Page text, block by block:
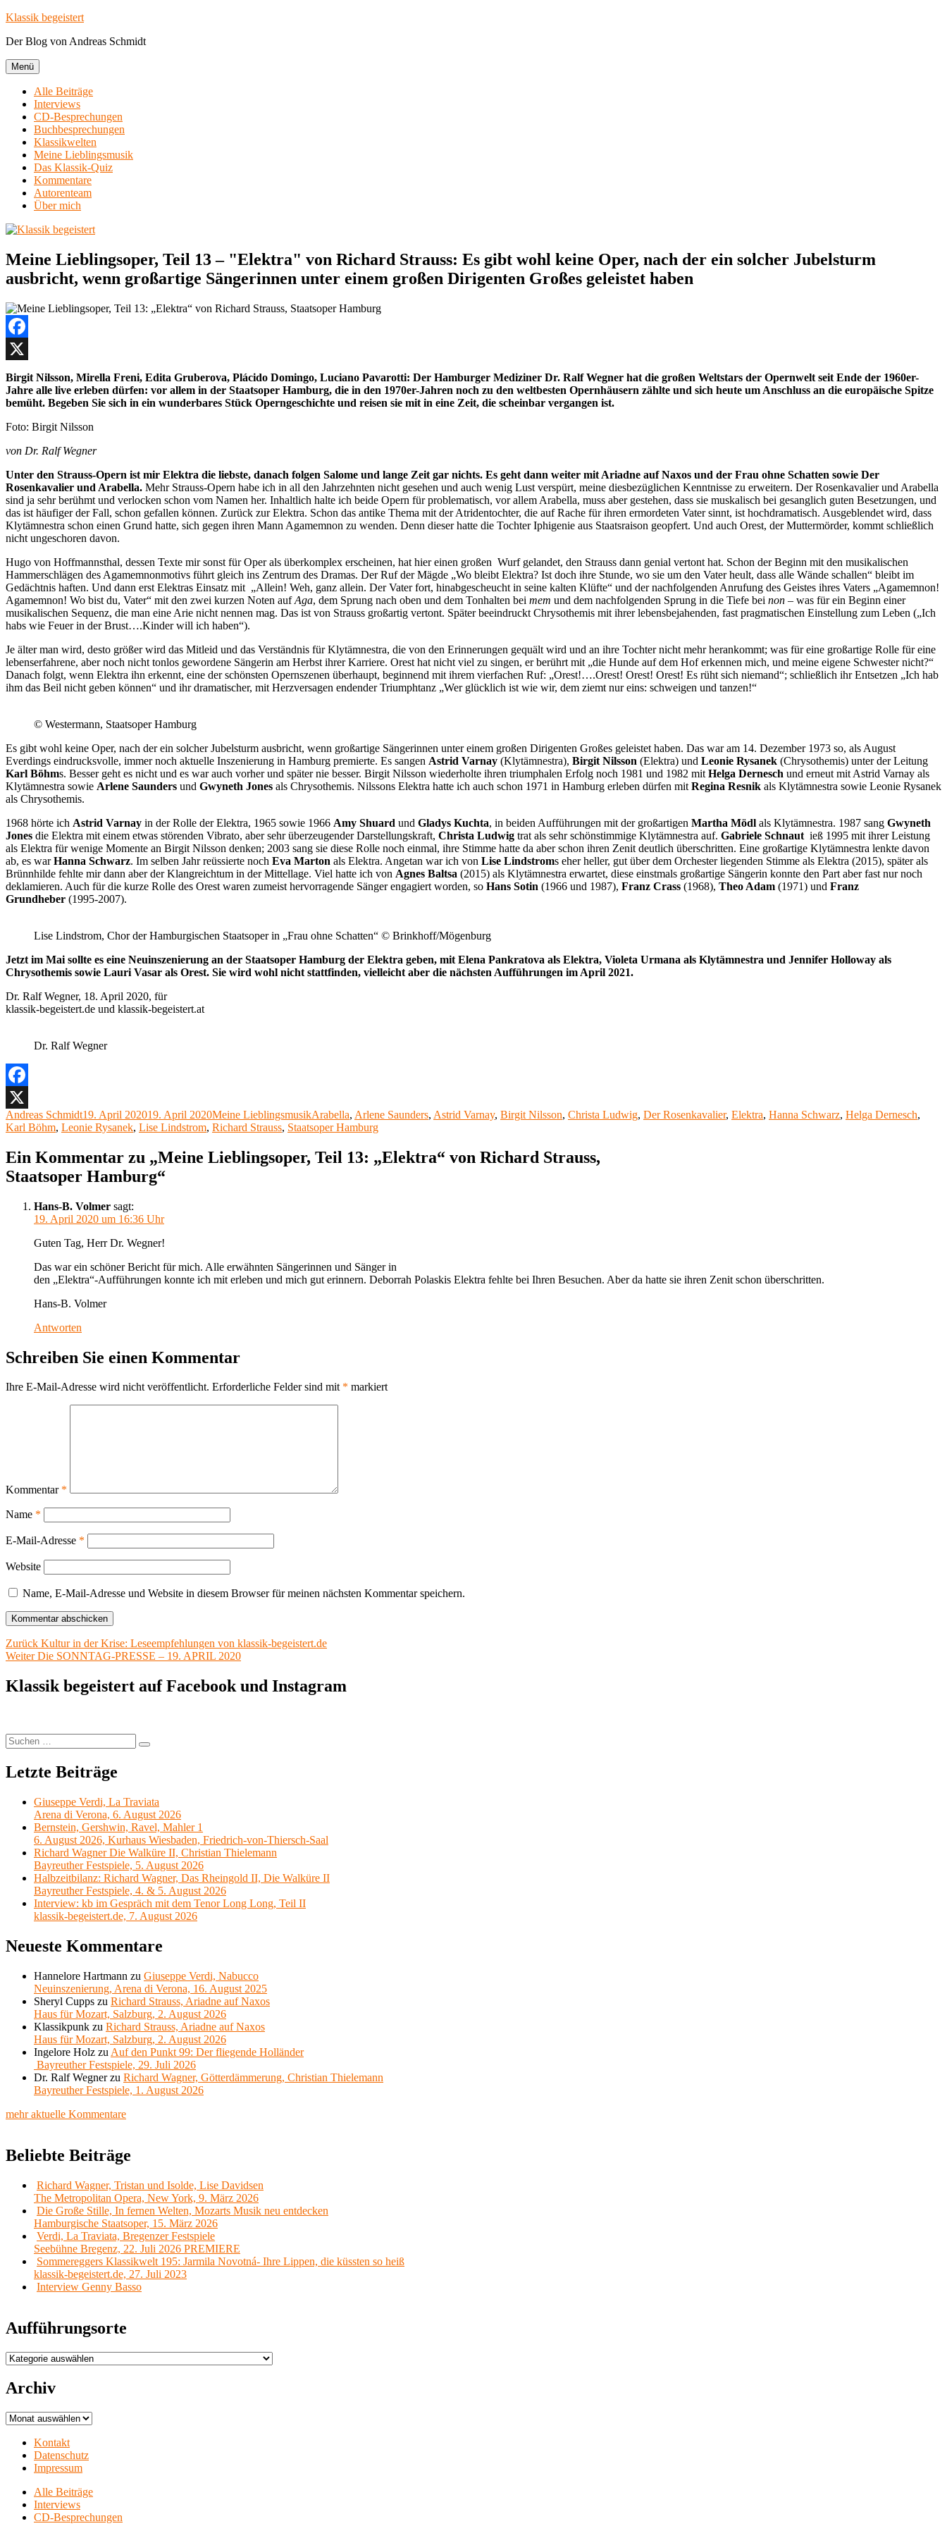
Zum
springen
Klassik begeistert
Der Blog von Andreas Schmidt
Menü
Alle Beiträge
Interviews
CD-Besprechungen
Buchbesprechungen
Klassikwelten
Meine Lieblingsmusik
Das Klassik-Quiz
Kommentare
Autorenteam
Über mich
Meine Lieblingsoper, Teil 13 – "Elektra" von Richard Strauss: Es gibt wohl keine Oper, nach der ein solcher Jubelsturm
ausbricht, wenn großartige Sängerinnen unter einem großen Dirigenten Großes geleistet haben
Facebook
X
Birgit Nilsson, Mirella Freni, Edita Gruberova, Plácido Domingo, Luciano Pavarotti: Der Hamburger Mediziner Dr. Ralf Wegner hat die großen Weltstars der Opernwelt seit Ende der 1960er-
Jahre alle live erleben dürfen: vor allem in der Staatsoper Hamburg, die in den 1970er-Jahren noch zu den weltbesten Opernhäusern zählte und sich heute um Anschluss an die europäische Spitze
bemüht. Begeben Sie sich in ein wunderbares Stück Operngeschichte und reisen sie mit in eine Zeit, die scheinbar vergangen ist.
Foto: Birgit Nilsson
von Dr. Ralf Wegner
Unter den Strauss-Opern ist mir Elektra die liebste, danach folgen Salome und lange Zeit gar nichts. Es geht dann weiter mit Ariadne auf Naxos und der Frau ohne Schatten sowie Der
Rosenkavalier und Arabella. Mehr Strauss-Opern habe ich in all den Jahrzehnten nicht gesehen und auch wenig Lust verspürt, meine diesbezüglichen Kenntnisse zu erweitern. Der Rosenkavalier und Arabella
sind ja sehr berühmt und verlocken schon vom Namen her. Inhaltlich halte ich beide Opern für problematisch, vor allem Arabella, muss aber gestehen, dass sie muskalisch bei gesanglich guten Besetzungen, und
das ist häufiger der Fall, schon gefallen können. Zurück zur Elektra. Schon das antike Thema mit der Atridentochter, die auf Rache für ihren ermordeten Vater sinnt, ist hochdramatisch. Ausgeblendet wird, dass
Klytämnestra schon einen Grund hatte, sich gegen ihren Mann Agamemnon zu wenden. Denn dieser hatte die Tochter Iphigenie aus Staatsraison geopfert. Und auch Orest, der Muttermörder, kommt schließlich
nicht ungeschoren davon.
Hugo von Hoffmannsthal, dessen Texte mir sonst für Oper als überkomplex erscheinen, hat hier einen großen Wurf gelandet, den Strauss dann genial vertont hat. Schon der Beginn mit den musikalischen
Hammerschlägen des Agamemnonmotivs führt gleich ins Zentrum des Dramas. Der Ruf der Mägde „Wo bleibt Elektra? Ist doch ihre Stunde, wo sie um den Vater heult, dass alle Wände schallen“ bleibt im
Gedächtnis haften. Und dann erst Elektras Einsatz mit „Allein! Weh, ganz allein. Der Vater fort, hinabgescheucht in seine kalten Klüfte“ und der nachfolgenden Anrufung des Geistes ihres Vaters „Agamemnon!
Agamemnon! Wo bist du, Vater“ mit den zwei kurzen Noten aufAga, dem Sprung nach oben und dem Tonhalten bei mem und dem nachfolgenden Sprung in die Tiefe bei non – was für ein Beginn einer
musikalischen Sequenz, die man eine Arie nicht nennen mag. Das ist von Strauss großartig vertont. Später beeindruckt Chrysothemis mit ihrer lebensbejahenden, fast pragmatischen Einstellung zum Leben („Ich
habs wie Feuer in der Brust….Kinder will ich haben“).
Je älter man wird, desto größer wird das Mitleid und das Verständnis für Klytämnestra, die von den Erinnerungen gequält wird und an ihre Tochter nicht mehr herankommt; was für eine großartige Rolle für eine
lebenserfahrene, aber noch nicht tonlos gewordene Sängerin am Herbst ihrer Karriere. Orest hat nicht viel zu singen, er berührt mit „die Hunde auf dem Hof erkennen mich, und meine eigene Schwester nicht?“
Danach folgt, wenn Elektra ihn erkennt, eine der schönsten Opernszenen überhaupt, beginnend mit ihrem vierfachen Ruf: „Orest!….Orest! Orest! Orest! Es rüht sich niemand“; schließlich ihr Entsetzen „Ich hab
ihm das Beil nicht geben können“ und ihr dramatischer, mit Herzversagen endender Triumphtanz „Wer glücklich ist wie wir, dem ziemt nur eins: schweigen und tanzen!“
© Westermann, Staatsoper Hamburg
Es gibt wohl keine Oper, nach der ein solcher Jubelsturm ausbricht, wenn großartige Sängerinnen unter einem großen Dirigenten Großes geleistet haben. Das war am 14. Dezember 1973 so, als August
Everdings eindrucksvolle, immer noch aktuelle Inszenierung in Hamburg premierte. Es sangen Astrid Varnay (Klytämnestra), Birgit Nilsson (Elektra) und Leonie Rysanek (Chrysothemis) unter der Leitung
Karl Böhms. Besser geht es nicht und es war auch vorher und später nie besser. Birgit Nilsson wiederholte ihren triumphalen Erfolg noch 1981 und 1982 mit Helga Dernesch und erneut mit Astrid Varnay als
Klytämnestra sowie Arlene Saunders und Gwyneth Jones als Chrysothemis. Nilssons Elektra hatte ich auch schon 1971 in Hamburg erleben dürfen mit Regina Resnik als Klytämnestra sowie Leonie Rysanek
als Chrysothemis.
1968 hörte ich Astrid Varnay in der Rolle der Elektra, 1965 sowie 1966 Amy Shuard und Gladys Kuchta, in beiden Aufführungen mit der großartigen Martha Mödl als Klytämnestra. 1987 sang Gwyneth
Jones die Elektra mit einem etwas störenden Vibrato, aber sehr überzeugender Darstellungskraft, Christa Ludwig trat als sehr schönstimmige Klytämnestra auf. Gabriele Schnaut ieß 1995 mit ihrer Leistung
als Elektra für wenige Momente an Birgit Nilsson denken; 2003 sang sie diese Rolle noch einmal, ihre Stimme hatte da aber schon ihren Zenit deutlich überschritten. Eine großartige Klytämnestra lenkte davon
ab, es warHanna Schwarz. Im selben Jahr reüssierte noch Eva Marton als Elektra. Angetan war ich von Lise Lindstroms eher heller, gut über dem Orchester liegenden Stimme als Elektra (2015), später als
Brünnhilde fehlte mir dann aber der Klangreichtum in der Mittellage. Viel hatte ich von Agnes Baltsa (2015) als Klytämnestra erwartet, diese einstmals großartige Sängerin konnte den Part aber fast nur noch
deklamieren. Auch für die kurze Rolle des Orest waren zumeist hervorragende Sänger engagiert worden, so Hans Sotin (1966 und 1987), Franz Crass (1968), Theo Adam (1971) und Franz
Grundheber (1995-2007).
Lise Lindstrom, Chor der Hamburgischen Staatsoper in „Frau ohne Schatten“ © Brinkhoff/Mögenburg
Jetzt im Mai sollte es eine Neuinszenierung an der Staatsoper Hamburg der Elektra geben, mit Elena Pankratova als Elektra, Violeta Urmana als Klytämnestra und Jennifer Holloway als
Chrysothemis sowie Lauri Vasar als Orest. Sie wird wohl nicht stattfinden, vielleicht aber die nächsten Aufführungen im April 2021.
Dr. Ralf Wegner, 18. April 2020, für
klassik-begeistert.de und klassik-begeistert.at
Dr. Ralf Wegner
Facebook
X
Autor
Andreas SchmidtVeröffentlicht
am
19. April 202019. April 2020Kategorien
Meine LieblingsmusikSchlagwörter
Arabella, Arlene Saunders, Astrid Varnay, Birgit Nilsson, Christa Ludwig, Der Rosenkavalier, Elektra, Hanna Schwarz, Helga Dernesch,
Karl Böhm, Leonie Rysanek, Lise Lindstrom, Richard Strauss, Staatsoper Hamburg
Ein Kommentar zu „Meine Lieblingsoper, Teil 13: „Elektra“ von Richard Strauss,
Staatsoper Hamburg“
Hans-B. Volmer sagt:
19. April 2020 um 16:36 Uhr
Guten Tag, Herr Dr. Wegner!
Das war ein schöner Bericht für mich. Alle erwähnten Sängerinnen und Sänger in
den „Elektra“-Aufführungen konnte ich mit erleben und mich gut erinnern. Deborrah Polaskis Elektra fehlte bei Ihren Besuchen. Aber da hatte sie ihren Zenit schon überschritten.
Hans-B. Volmer
Antworten
Schreiben Sie einen Kommentar
Ihre E-Mail-Adresse wird nicht veröffentlicht. Erforderliche Felder sind mit * markiert
Kommentar *
Name *
E-Mail-Adresse *
Website
Name, E-Mail-Adresse und Website in diesem Browser für meinen nächsten Kommentar speichern.
Beitragsnavigation
Zurück Vorheriger
Beitrag:
Kultur in der Krise: Leseempfehlungen von klassik-begeistert.de
Weiter Nächster
Die SONNTAG-PRESSE – 19. APRIL 2020
Klassik begeistert auf Facebook und Instagram
Suchen
nach:
Suchen
Letzte Beiträge
Giuseppe Verdi, La Traviata
Arena di Verona, 6. August 2026
Bernstein, Gershwin, Ravel, Mahler 1
6. August 2026, Kurhaus Wiesbaden, Friedrich-von-Thiersch-Saal
Richard Wagner Die Walküre II, Christian Thielemann
Bayreuther Festspiele, 5. August 2026
Halbzeitbilanz: Richard Wagner, Das Rheingold II, Die Walküre II
Bayreuther Festspiele, 4. & 5. August 2026
Interview: kb im Gespräch mit dem Tenor Long Long, Teil II
klassik-begeistert.de, 7. August 2026
Neueste Kommentare
Hannelore Hartmann zu Giuseppe Verdi, Nabucco
Neuinszenierung, Arena di Verona, 16. August 2025
Sheryl Cupps zu Richard Strauss, Ariadne auf Naxos
Haus für Mozart, Salzburg, 2. August 2026
Klassikpunk zu Richard Strauss, Ariadne auf Naxos
Haus für Mozart, Salzburg, 2. August 2026
Ingelore Holz zu Auf den Punkt 99: Der fliegende Holländer
Bayreuther Festspiele, 29. Juli 2026
Dr. Ralf Wegnerzu Richard Wagner, Götterdämmerung, Christian Thielemann
Bayreuther Festspiele, 1. August 2026
mehr aktuelle Kommentare
Beliebte Beiträge
Richard Wagner, Tristan und Isolde, Lise Davidsen
The Metropolitan Opera, New York, 9. März 2026
Die Große Stille, In fernen Welten, Mozarts Musik neu entdecken
Hamburgische Staatsoper, 15. März 2026
Verdi, La Traviata, Bregenzer Festspiele
Seebühne Bregenz, 22. Juli 2026 PREMIERE
Sommereggers Klassikwelt 195: Jarmila Novotná- Ihre Lippen, die küssten so heiß
klassik-begeistert.de, 27. Juli 2023
Interview Genny Basso
Aufführungsorte
Aufführungsorte
Archiv
Archiv
Kontakt
Datenschutz
Impressum
Alle Beiträge
Interviews
CD-Besprechungen